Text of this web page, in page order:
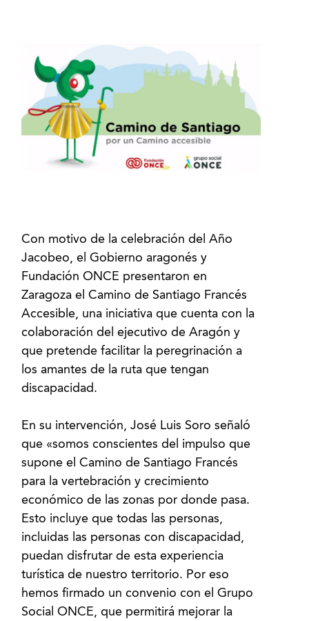
Con motivo de la celebración del Año
Jacobeo, el Gobierno aragonés y
Fundación ONCE presentaron en
Zaragoza el Camino de Santiago Francés
Accesible, una iniciativa que cuenta con la
colaboración del ejecutivo de Aragón y
que pretende facilitar la peregrinación a
los amantes de la ruta que tengan
discapacidad.
En su intervención, José Luis Soro señaló
que «somos conscientes del impulso que
supone el Camino de Santiago Francés
para la vertebración y crecimiento
económico de las zonas por donde pasa.
Esto incluye que todas las personas,
incluidas las personas con discapacidad,
puedan disfrutar de esta experiencia
turística de nuestro territorio. Por eso
hemos firmado un convenio con el Grupo
Social ONCE, que permitirá mejorar la